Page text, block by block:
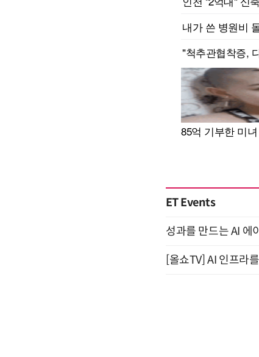
ET Events
성과를 만드는 AI 에
[올쇼TV] AI 인프라